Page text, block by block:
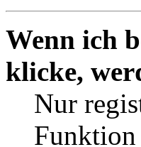
Wenn ich
klicke,
Nur
Funktion